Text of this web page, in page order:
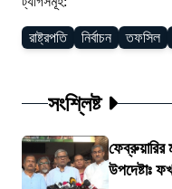
রাষ্ট্রপতি নির্বাচন তফসিল
সংশ্লিষ্ট
ফেব্রুয়ারির
উপদেষ্টাঃ